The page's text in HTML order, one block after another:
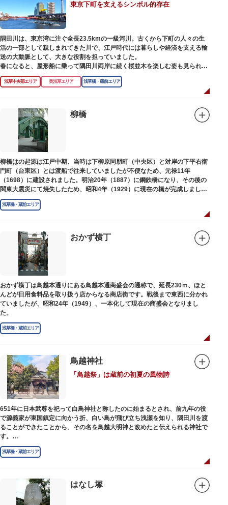
東京下町を支えるシンボル的存在
隅田川は、東京湾に注ぐ全長23.5kmの一級河川。古くから下町の人々の生
活の一部として親しまれてきた川で、江戸時代には暮らしや経済を支える輸
送の大動脈として、大きな役割を担っていました。
春になると、屋形船に乗って隅田川両岸に続く桜並木を楽しむ姿も見られ、
東京スカイツリーとのコラボレーションも、まさに絵になる光景です。ま
た、毎年7月の最終土曜日に開催される「隅田川花火大会」は、東京の夏の
川沿いには「隅田川テラス」と呼ばれる遊歩道も整備されています。心地よ
い風に吹かれながら、緑化が施された遊歩道で散歩やジョギングを楽しんだ
後は、オープンカフェでほっと一息つくのもおすすめです。
隅田川にかかる橋々も、それぞれ特徴的な形をしていて見応えは抜群。せっ
かくなら水上バスに乗船して、優雅に観察してみてはいかがでしょうか。
浅草中央部エリア 奥浅草エリア 浅草橋・蔵前エリア
柳橋
柳橋はの起源は江戸中期、当時は下柳原同朋町（中央区）と対岸の下平右衛
門町（台東区）とは渡船で往来していましたが不便なため、元禄11年
（1698）に建設されました。明治20年（1887）に鋼鉄橋になり、その後の
関東大震災にて焼失したため、昭和4年（1929）に現在の橋が完成しまし
た。
浅草橋・蔵前エリア
おかず横丁
おかず横丁は鳥越本通りにある鳥越本通商盛会の通称で、延長230ｍ、ほと
んどが日用食料品を取り扱う店からなる商店街です。戦後まで東西に分かれ
ていましたが、昭和24年（1949）、一本化して現在の商盛会となりまし
た。
浅草橋・蔵前エリア
鳥越神社
「鳥越祭」は蔵前の初夏の風物詩
651年に日本武尊を祀って白鳥神社と称したのに始まるとされ、前九年の役
で源義家が東国鎮定に向かう折、白い鳥が飛び立ち浅瀬を知り、隅田川を渡
ることができたことから、その名を鳥越大明神と改めたと伝えられる神社で
す。
江戸時代までは三社の神社から成り、約2万坪の広大な敷地を所領していま
したが、天領からの米を収蔵する蔵や、大名屋敷などを建てるために没収さ
が氏子町内を渡御し、夜の宮入道中では、提灯に照らされた神輿が荘厳かつ
幻想的な光景をつくりだします。例年、数十万人の人出があり、多くの観客
で賑わう蔵前の初夏の風物詩になっています。
浅草橋・蔵前エリア
はなし塚